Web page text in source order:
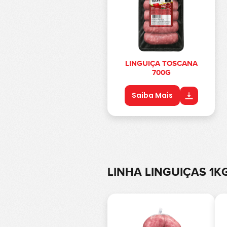
LINGUIÇA TOSCANA
700G
Saiba Mais
LINHA LINGUIÇAS